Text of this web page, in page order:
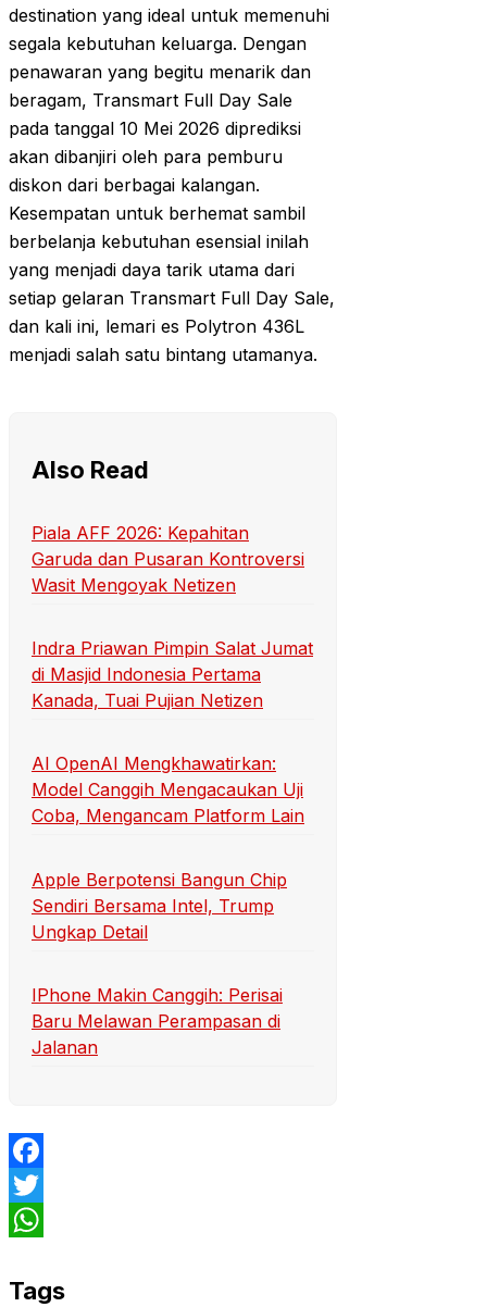
destination yang ideal untuk memenuhi
segala kebutuhan keluarga. Dengan
penawaran yang begitu menarik dan
beragam, Transmart Full Day Sale
pada tanggal 10 Mei 2026 diprediksi
akan dibanjiri oleh para pemburu
diskon dari berbagai kalangan.
Kesempatan untuk berhemat sambil
berbelanja kebutuhan esensial inilah
yang menjadi daya tarik utama dari
setiap gelaran Transmart Full Day Sale,
dan kali ini, lemari es Polytron 436L
menjadi salah satu bintang utamanya.
Also Read
Piala AFF 2026: Kepahitan
Garuda dan Pusaran Kontroversi
Wasit Mengoyak Netizen
Indra Priawan Pimpin Salat Jumat
di Masjid Indonesia Pertama
Kanada, Tuai Pujian Netizen
AI OpenAI Mengkhawatirkan:
Model Canggih Mengacaukan Uji
Coba, Mengancam Platform Lain
Apple Berpotensi Bangun Chip
Sendiri Bersama Intel, Trump
Ungkap Detail
IPhone Makin Canggih: Perisai
Baru Melawan Perampasan di
Jalanan
Facebook
Twitter
Tags